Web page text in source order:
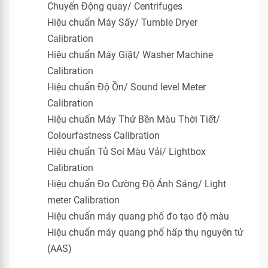
Chuyển Động quay/ Centrifuges
Hiệu chuẩn Máy Sấy/ Tumble Dryer
Calibration
Hiệu chuẩn Máy Giặt/ Washer Machine
Calibration
Hiệu chuẩn Độ Ồn/ Sound level Meter
Calibration
Hiệu chuẩn Máy Thử Bền Màu Thời Tiết/
Colourfastness Calibration
Hiệu chuẩn Tủ Soi Màu Vải/ Lightbox
Calibration
Hiệu chuẩn Đo Cường Độ Ánh Sáng/ Light
meter Calibration
Hiệu chuẩn máy quang phổ đo tạo độ màu
Hiệu chuẩn máy quang phổ hấp thụ nguyên tử
(AAS)